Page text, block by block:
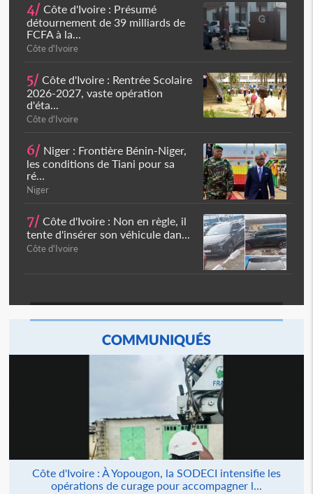
4/ Côte d'Ivoire : Présumé
détournement de 39 milliards de
FCFA à la...
Côte d'Ivoire
5/ Côte d'Ivoire : Rentrée Scolaire
2026-2027, vaste opération
d'éta...
Côte d'Ivoire
6/ Niger : Frontière Bénin-Niger,
les conditions de Tiani pour sa
ré...
Niger
7/ Côte d'Ivoire : Non en règle, il
tente d'insérer son véhicule dan...
Côte d'Ivoire
COMMUNIQUÉS
Côte d'Ivoire : À Yopougon, la SODECI intensifie les
opérations de curage pour accompagner l...